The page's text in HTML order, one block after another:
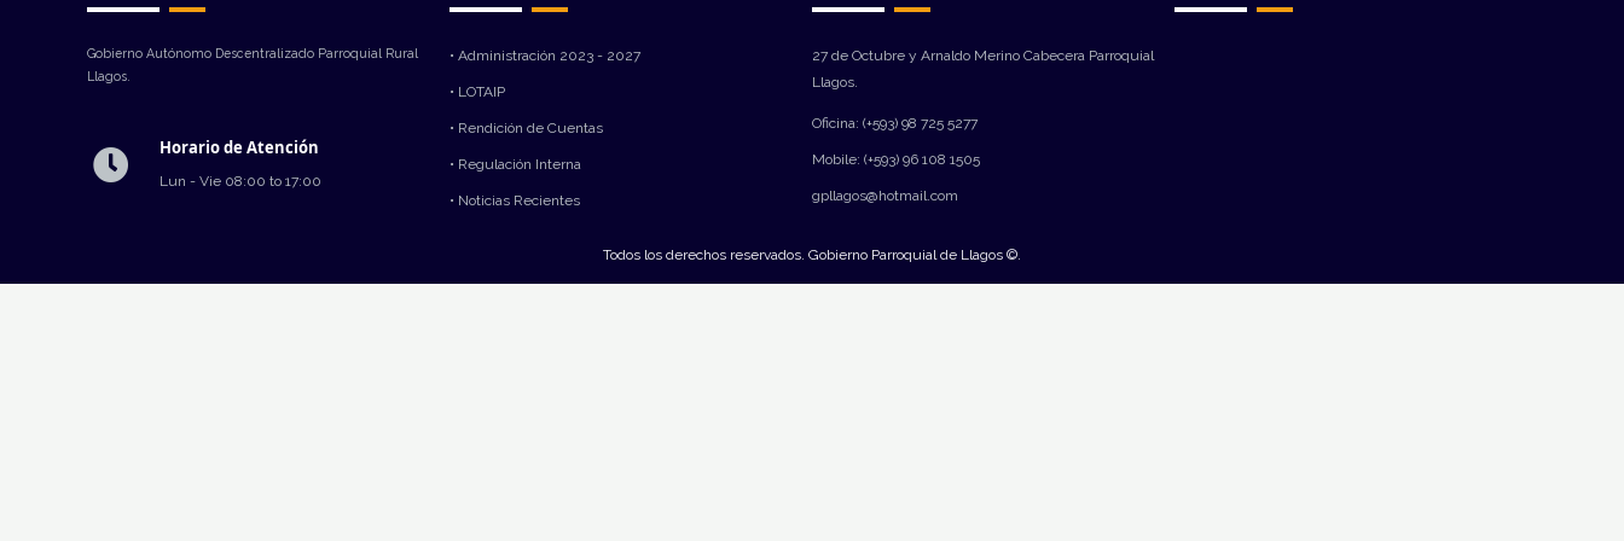
Gobierno Autónomo Descentralizado Parroquial Rural
Llagos.
Horario de Atención
Lun - Vie 08:00 to 17:00
• Administración 2023 - 2027
• LOTAIP
• Rendición de Cuentas
• Regulación Interna
• Noticias Recientes
27 de Octubre y Arnaldo Merino Cabecera Parroquial
Llagos.
Oficina: (+593) 98 725 5277
Mobile: (+593) 96 108 1505
gpllagos@hotmail.com
Todos los derechos reservados. Gobierno Parroquial de Llagos ©.